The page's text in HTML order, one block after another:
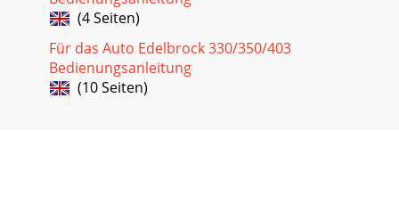
(4 Seiten)
Für das Auto Edelbrock 330/350/403
Bedienungsanleitung
(10 Seiten)